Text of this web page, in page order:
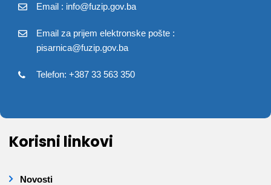
Email : info@fuzip.gov.ba
Email za prijem elektronske pošte :
pisarnica@fuzip.gov.ba
Telefon: +387 33 563 350
Korisni linkovi
Novosti